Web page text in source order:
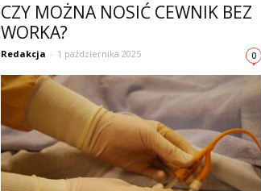
CZY MOŻNA NOSIĆ CEWNIK BEZ
WORKA?
Redakcja - 1 października 2025 0